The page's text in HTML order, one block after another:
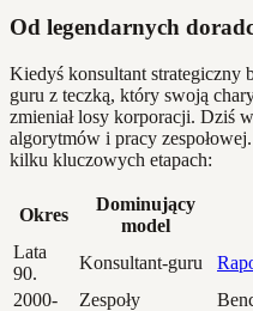
Od legendarnych
Kiedyś konsultant strategiczny
guru z teczką, który swoją
zmieniał losy korporacji. Dziś
algorytmów i pracy
kilku kluczowych etapach:
Okres
Dominujący
model
Lata
90.
Konsultant-guru
2000-
Zespoły